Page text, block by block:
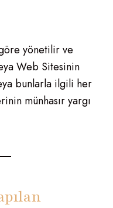
yönetilir ve
Web Sitesinin
bunlarla ilgili her
münhasır yargı